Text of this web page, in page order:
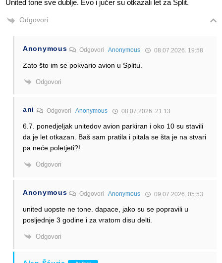
United tone sve dublje. Evo i jučer su otkazali let za Split.
Odgovori
Anonymous OdgovoriAnonymous 08.07.2026. 19:58
Zato što im se pokvario avion u Splitu.
Odgovori
ani OdgovoriAnonymous 08.07.2026. 21:13
6.7. ponedjeljak unitedov avion parkiran i oko 10 su stavili
da je let otkazan. Baš sam pratila i pitala se šta je na stvari
pa neće poletjeti?!
Odgovori
Anonymous OdgovoriAnonymous 09.07.2026. 05:53
united uopste ne tone. dapace, jako su se popravili u
posljednje 3 godine i za vratom disu delti.
Odgovori